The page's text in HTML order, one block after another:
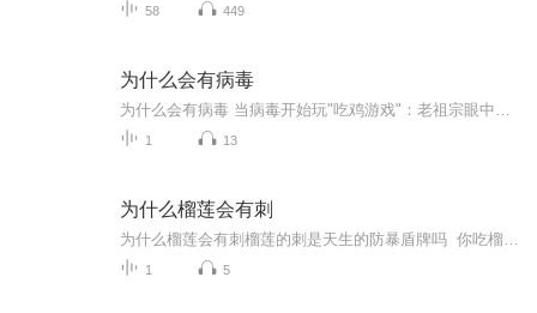
58 449
为什么会有病毒
1 13
为什么榴莲会有刺
1 5